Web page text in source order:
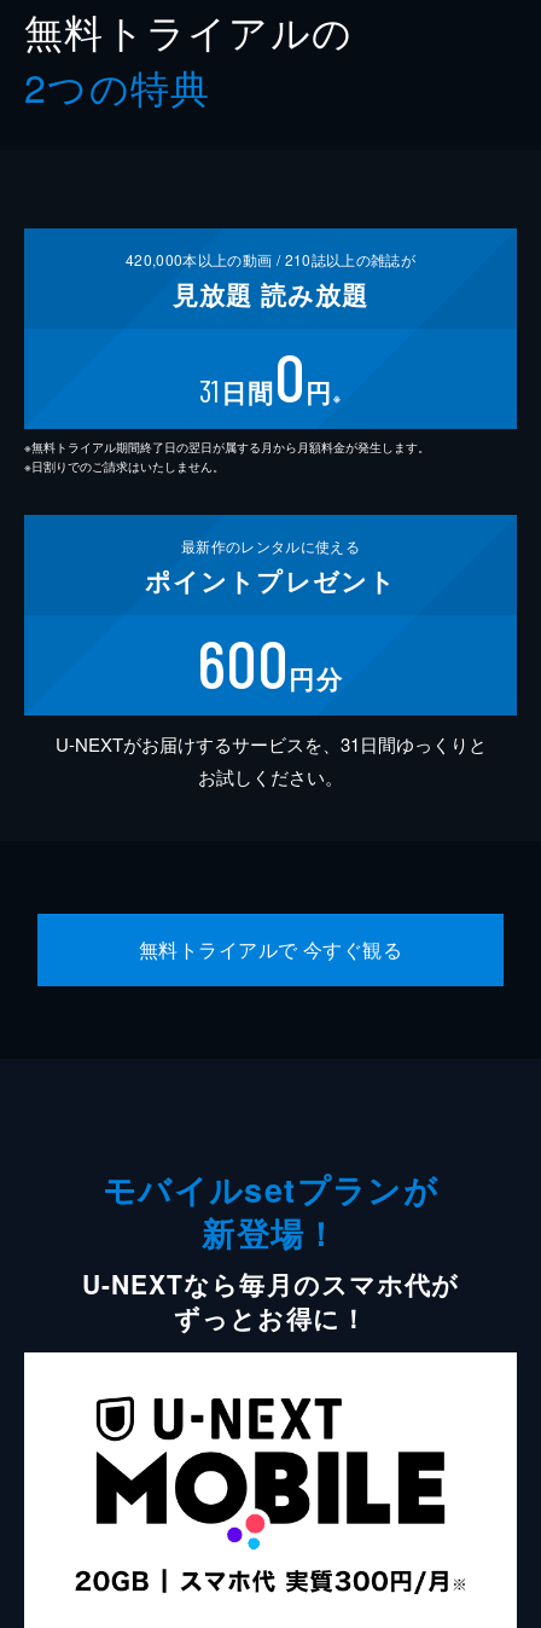
無料トライアルの
2つの特典
420,000本以上の動画 /210誌以上の雑誌が
見放題 読み放題
31 日間0円 ※
※無料トライアル期間終了日の翌日が属する月から月額料金が発生します。
※日割りでのご請求はいたしません。
最新作のレンタルに使える
ポイント プレゼント
600円分
U-NEXTがお届けするサービスを、31日間ゆっくりと
お試しください。
無料トライアルで 今すぐ観る
モバイルsetプランが
新登場！
U-NEXTなら毎月のスマホ代が
ずっとお得に！